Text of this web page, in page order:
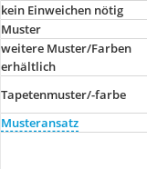
kein Einweichen nötig
Muster
weitere Muster/Farben
erhältlich
Tapetenmuster/-farbe
Musteransatz